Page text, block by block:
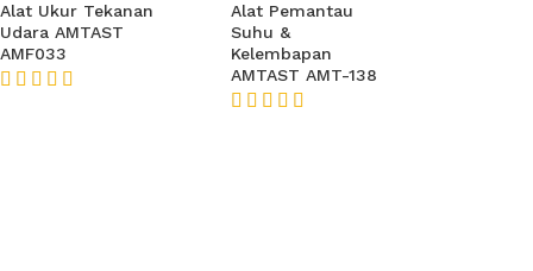
Alat Ukur Tekanan
Udara AMTAST
AMF033
Alat Pemantau
Suhu &
Kelembapan
AMTAST AMT-138